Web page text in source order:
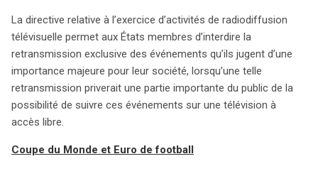
incluant tous les matchs de ces événements, mais la
FIFA et l’UEFA ont contesté cette décision, arguant que
cela nuisait à leurs droits de retransmission exclusifs.
L’avocat général M. Niilo Jääskinen a souligné que les
États membres ont une grande latitude pour définir ces
listes, afin de respecter les spécificités culturelles et de
garantir l’accès du grand public à ces événements. Bien
organisateurs, il est considéré comme justifié pour la
La directive relative à l’exercice d’activités de radiodiffusion
télévisuelle permet aux États membres d’interdire la
retransmission exclusive des événements qu’ils jugent d’une
importance majeure pour leur société, lorsqu’une telle
retransmission priverait une partie importante du public de la
possibilité de suivre ces événements sur une télévision à
accès libre.
Coupe du Monde et Euro de football